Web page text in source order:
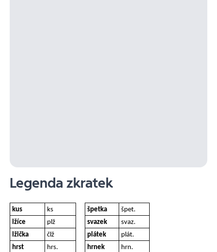
Legenda zkratek
kus ks špetka
špet.
lžíce
plž svazek
svaz.
lžička
člž plátek
plát.
hrst
hrs. hrnek
hrn.